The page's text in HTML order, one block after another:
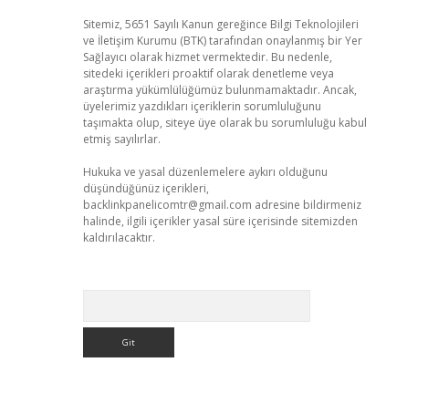
Sitemiz, 5651 Sayılı Kanun gereğince Bilgi Teknolojileri
ve İletişim Kurumu (BTK) tarafından onaylanmış bir Yer
Sağlayıcı olarak hizmet vermektedir. Bu nedenle,
sitedeki içerikleri proaktif olarak denetleme veya
araştırma yükümlülüğümüz bulunmamaktadır. Ancak,
üyelerimiz yazdıkları içeriklerin sorumluluğunu
taşımakta olup, siteye üye olarak bu sorumluluğu kabul
etmiş sayılırlar.
Hukuka ve yasal düzenlemelere aykırı olduğunu
düşündüğünüz içerikleri,
backlinkpanelicomtr@gmail.com adresine bildirmeniz
halinde, ilgili içerikler yasal süre içerisinde sitemizden
kaldırılacaktır.